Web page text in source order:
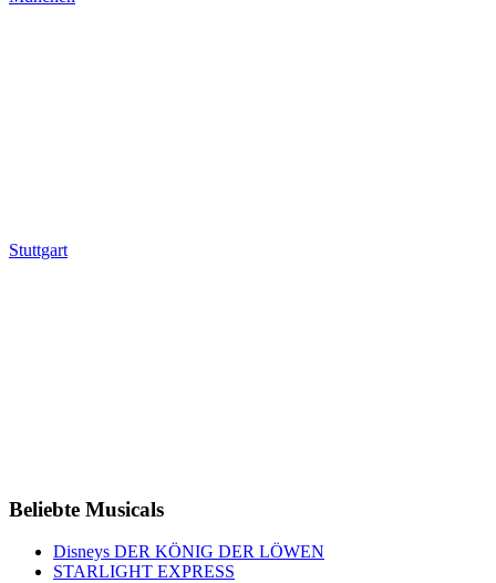
Stuttgart
Beliebte Musicals
Disneys DER KÖNIG DER LÖWEN
STARLIGHT EXPRESS